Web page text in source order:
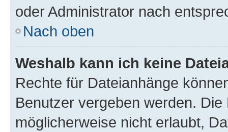
oder Administrator nach
Nach oben
Weshalb kann ich keine
Rechte für Dateianhänge
Benutzer vergeben werden.
möglicherweise nicht erlaubt,